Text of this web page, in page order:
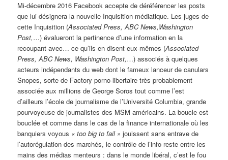
Mi-décembre 2016 Facebook accepte de déréférencer les posts
que lui désignera la nouvelle Inquisition médiatique. Les juges de
cette Inquisition (Associated Press, ABC News,Washington
Post,…) évalueront la pertinence d’une information en la
recoupant avec… ce qu’ils en disent eux-mêmes (Associated
Press, ABC News, Washington Post,…) associés à quelques
acteurs indépendants du web dont le fameux lanceur de canulars
Snopes, sorte de Factory porno-libertaire très probablement
associée aux millions de George Soros tout comme l’est
d’ailleurs l’école de journalisme de l’Université Columbia, grande
pourvoyeuse de journalistes des MSM américains. La boucle est
bouclée et comme dans le cas de la finance internationale où les
banquiers voyous «too big to fail » jouissent sans entrave de
l’autorégulation des marchés, le contrôle de l’info reste entre les
mains des médias menteurs : dans le monde libéral, c’est le fou